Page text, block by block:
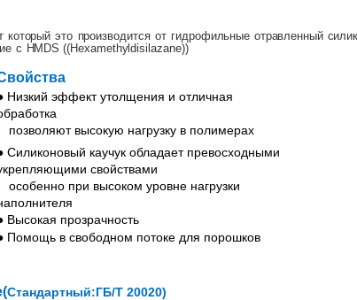
который это производится от гидрофильные отравленный
с HMDS ((Hexamethyldisilazane))
Низкий эффект утолщения и отличная
позволяют высокую нагрузку в полимерах
Силиконовый каучук обладает превосходными
свойствами
особенно при высоком уровне нагрузки
Высокая прозрачность
Помощь в свободном потоке для порошков
(Стандартный:ГБ/Т 20020)